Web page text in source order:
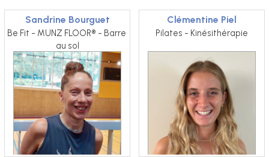
Sandrine Bourguet
Be Fit - MUNZ FLOOR® - Barre
au sol
Clémentine Piel
Pilates - Kinésithérapie